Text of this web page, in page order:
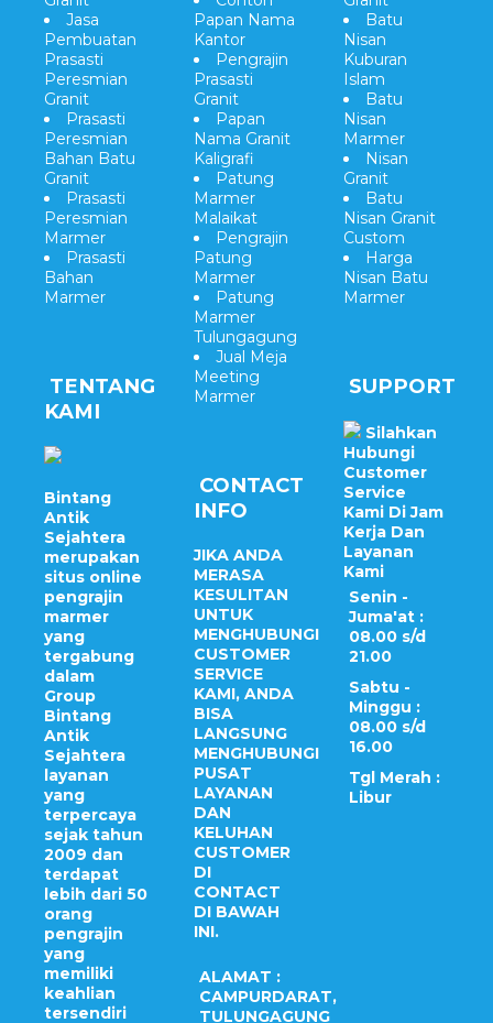
Jasa
Pembuatan
Prasasti
Peresmian
Granit
Prasasti
Peresmian
Bahan Batu
Granit
Prasasti
Peresmian
Marmer
Prasasti
Bahan
Marmer
TENTANG
KAMI
Bintang
Antik
Sejahtera
merupakan
situs online
pengrajin
marmer
yang
tergabung
dalam
Group
Bintang
Antik
Sejahtera
layanan
yang
terpercaya
sejak tahun
2009 dan
terdapat
lebih dari 50
orang
pengrajin
yang
memiliki
keahlian
tersendiri
Papan Nama
Kantor
Pengrajin
Prasasti
Granit
Papan
Nama Granit
Kaligrafi
Patung
Marmer
Malaikat
Pengrajin
Patung
Marmer
Patung
Marmer
Tulungagung
Jual Meja
Meeting
Marmer
CONTACT
INFO
JIKA ANDA
MERASA
KESULITAN
UNTUK
MENGHUBUNGI
CUSTOMER
SERVICE
KAMI, ANDA
BISA
LANGSUNG
MENGHUBUNGI
PUSAT
LAYANAN
DAN
KELUHAN
CUSTOMER
DI
CONTACT
DI BAWAH
INI.
ALAMAT :
CAMPURDARAT,
TULUNGAGUNG
Batu
Nisan
Kuburan
Islam
Batu
Nisan
Marmer
Nisan
Granit
Batu
Nisan Granit
Custom
Harga
Nisan Batu
Marmer
SUPPORT
Silahkan
Hubungi
Customer
Service
Kami Di Jam
Kerja Dan
Layanan
Kami
Senin -
Juma'at :
08.00 s/d
21.00
Sabtu -
Minggu :
08.00 s/d
16.00
Tgl Merah :
Libur